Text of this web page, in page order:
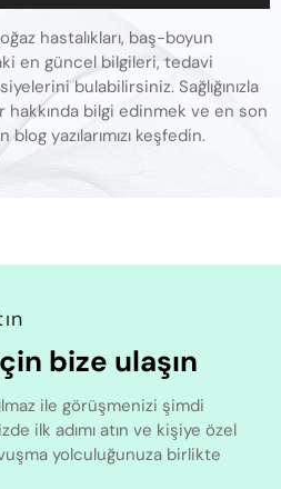
hastalıkları, baş-boyun
en güncel bilgileri, tedavi
bulabilirsiniz. Sağlığınızla
bilgi edinmek ve en son
yazılarımızı keşfedin.
bize ulaşın
ile görüşmenizi şimdi
ilk adımı atın ve kişiye özel
yolculuğunuza birlikte